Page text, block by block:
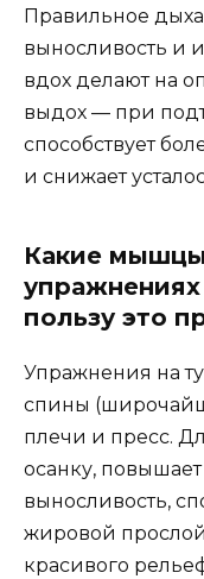
Правильное
выносливость и
вдох делают на
выдох — при
способствует
и снижает
Какие
упражнениях
пользу это
Упражнения на
спины
плечи и пресс.
осанку,
выносливость,
жировой
красивого